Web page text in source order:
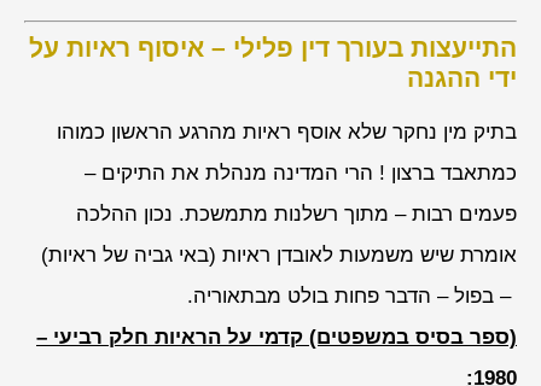
התייעצות בעורך דין פלילי – איסוף ראיות על
ידי ההגנה
בתיק מין נחקר שלא אוסף ראיות מהרגע הראשון כמוהו
כמתאבד ברצון ! הרי המדינה מנהלת את התיקים –
פעמים רבות – מתוך רשלנות מתמשכת. נכון ההלכה
אומרת שיש משמעות לאובדן ראיות (באי גביה של ראיות)
– בפול – הדבר פחות בולט מבתאוריה.
(ספר בסיס במשפטים) קדמי על הראיות חלק רביעי –
1980: